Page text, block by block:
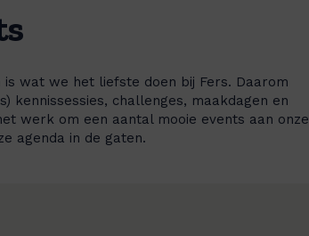
wat we het liefste doen bij Fers. Daarom
kennissessies, challenges, maakdagen en
werk om een aantal mooie events aan onze
agenda in de gaten.